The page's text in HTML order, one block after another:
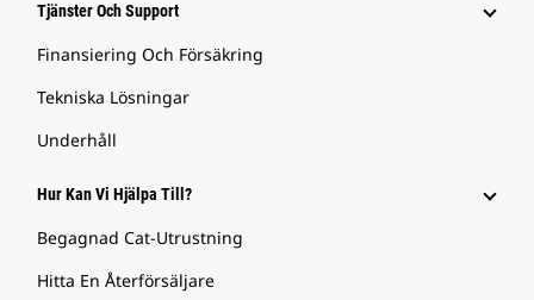
Tjänster Och Support
Finansiering Och Försäkring
Tekniska Lösningar
Underhåll
Hur Kan Vi Hjälpa Till?
Begagnad Cat-Utrustning
Hitta En Återförsäljare